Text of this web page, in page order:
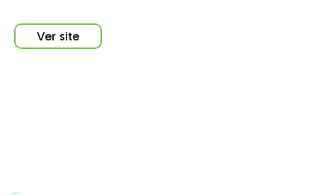
Ver site